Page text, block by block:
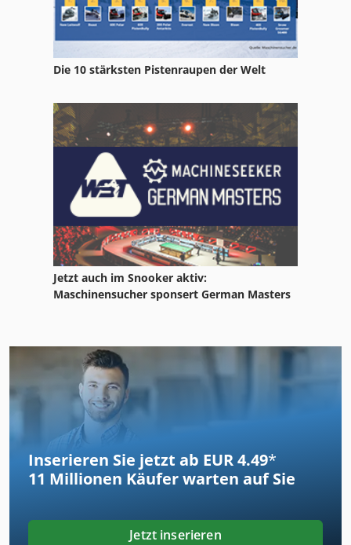
Die 10 stärksten Pistenraupen der Welt
Jetzt auch im Snooker aktiv:
Maschinensucher sponsert German Masters
Inserieren Sie jetzt ab EUR 4.49*
11 Millionen Käufer warten auf Sie
Jetzt inserieren